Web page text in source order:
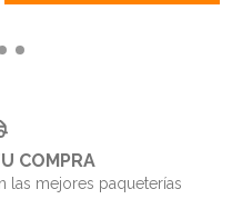
COMPRA
las mejores paqueterías